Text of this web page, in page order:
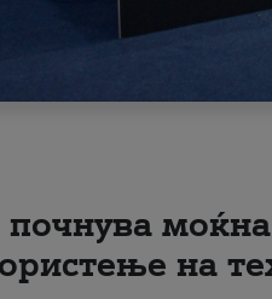
почнува
на